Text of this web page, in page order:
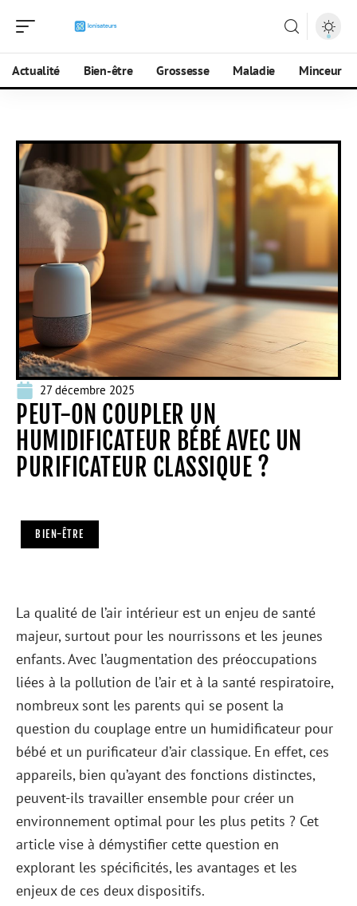
Actualité Bien-être Grossesse Maladie Minceur
27 décembre 2025
PEUT-ON COUPLER UN
HUMIDIFICATEUR BÉBÉ AVEC UN
PURIFICATEUR CLASSIQUE ?
BIEN-ÊTRE
La qualité de l’air intérieur est un enjeu de santé
majeur, surtout pour les nourrissons et les jeunes
enfants. Avec l’augmentation des préoccupations
liées à la pollution de l’air et à la santé respiratoire,
nombreux sont les parents qui se posent la
question du couplage entre un humidificateur pour
bébé et un purificateur d’air classique. En effet, ces
appareils, bien qu’ayant des fonctions distinctes,
peuvent-ils travailler ensemble pour créer un
environnement optimal pour les plus petits ? Cet
article vise à démystifier cette question en
explorant les spécificités, les avantages et les
enjeux de ces deux dispositifs.